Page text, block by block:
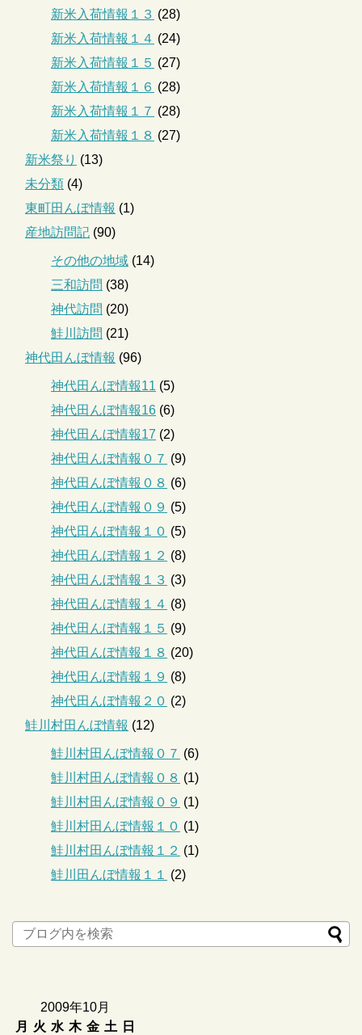
新米入荷情報１３ (28)
新米入荷情報１４ (24)
新米入荷情報１５ (27)
新米入荷情報１６ (28)
新米入荷情報１７ (28)
新米入荷情報１８ (27)
新米祭り (13)
未分類 (4)
東町田んぼ情報 (1)
産地訪問記 (90)
その他の地域 (14)
三和訪問 (38)
神代訪問 (20)
鮭川訪問 (21)
神代田んぼ情報 (96)
神代田んぼ情報11 (5)
神代田んぼ情報16 (6)
神代田んぼ情報17 (2)
神代田んぼ情報０７ (9)
神代田んぼ情報０８ (6)
神代田んぼ情報０９ (5)
神代田んぼ情報１０ (5)
神代田んぼ情報１２ (8)
神代田んぼ情報１３ (3)
神代田んぼ情報１４ (8)
神代田んぼ情報１５ (9)
神代田んぼ情報１８ (20)
神代田んぼ情報１９ (8)
神代田んぼ情報２０ (2)
鮭川村田んぼ情報 (12)
鮭川村田んぼ情報０７ (6)
鮭川村田んぼ情報０８ (1)
鮭川村田んぼ情報０９ (1)
鮭川村田んぼ情報１０ (1)
鮭川村田んぼ情報１２ (1)
鮭川田んぼ情報１１
(2)
2009年10月
月
火 水 木 金 土 日